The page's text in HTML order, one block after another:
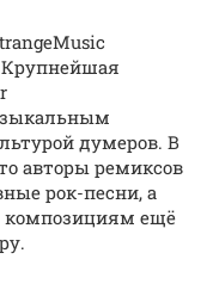
думеров. В
авторы ремиксов
рок-песни, а
композициям ещё